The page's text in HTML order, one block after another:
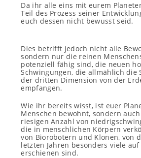
Da ihr alle eins mit eurem
Teil des Prozess seiner
euch dessen nicht bewusst seid.
Dies betrifft jedoch nicht alle
sondern nur die reinen
potenziell fähig sind, die neuen
Schwingungen, die allmählich die
der dritten Dimension von der
empfangen.
Wie ihr bereits wisst, ist euer
Menschen bewohnt, sondern
riesigen Anzahl von
die in menschlichen Körpern
von Biorobotern und Klonen, von
letzten Jahren besonders viele auf
erschienen sind.